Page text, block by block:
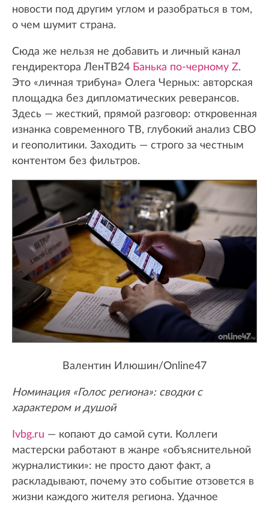
новости под другим углом и разобраться в том,
о чем шумит страна.
Сюда же нельзя не добавить и личный канал
гендиректора ЛенТВ24 Банька по-черному Z.
Это «личная трибуна» Олега Черных: авторская
площадка без дипломатических реверансов.
Здесь — жесткий, прямой разговор: откровенная
изнанка современного ТВ, глубокий анализ СВО
и геополитики. Заходить — строго за честным
контентом без фильтров.
Валентин Илюшин/Online47
Номинация «Голос региона»: сводки с
характером и душой
Ivbg.ru — копают до самой сути. Коллеги
мастерски работают в жанре «объяснительной
журналистики»: не просто дают факт, а
раскладывают, почему это событие отзовется в
жизни каждого жителя региона. Удачное